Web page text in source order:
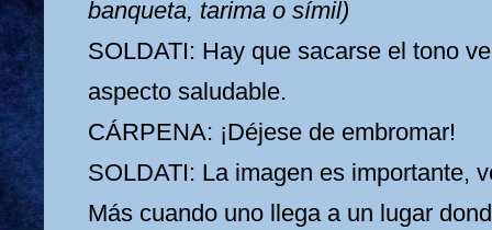
banqueta, tarima o símil)
SOLDATI: Hay que sacarse el tono
aspecto saludable.
CÁRPENA: ¡Déjese de embromar!
SOLDATI: La imagen es importante,
Más cuando uno llega a un lugar